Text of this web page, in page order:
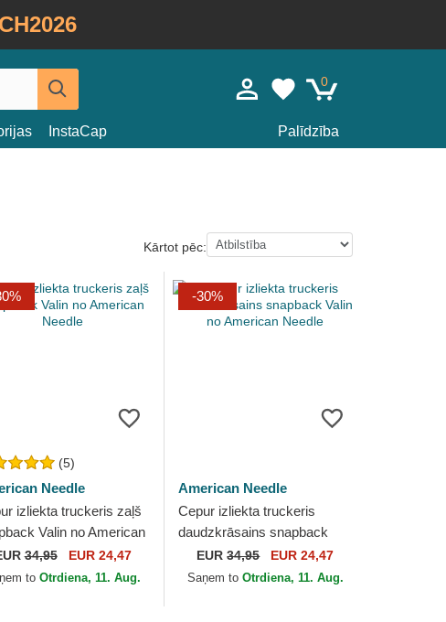
CH2026
0
InstaCap Palīdzība
Kārtot pēc:
(5)
Needle
izliekta truckeris zaļš
Valin no American
34,95 EUR 24,47
toOtrdiena, 11. Aug.
-30%
American Needle
Cepur izliekta truckeris
daudzkrāsains snapback
Valin no American Needle
EUR34,95 EUR 24,47
Saņem to Otrdiena, 11. Aug.